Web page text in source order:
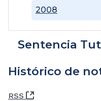
2008
Sentencia
Histórico de
RSS
(Abre una nueva